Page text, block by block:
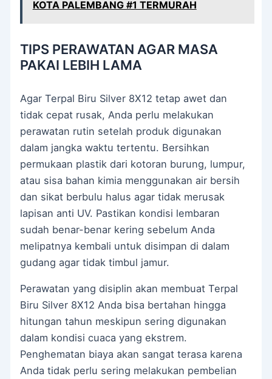
KOTA PALEMBANG #1 TERMURAH
TIPS PERAWATAN AGAR MASA
PAKAI LEBIH LAMA
Agar Terpal Biru Silver 8X12 tetap awet dan
tidak cepat rusak, Anda perlu melakukan
perawatan rutin setelah produk digunakan
dalam jangka waktu tertentu. Bersihkan
permukaan plastik dari kotoran burung, lumpur,
atau sisa bahan kimia menggunakan air bersih
dan sikat berbulu halus agar tidak merusak
lapisan anti UV. Pastikan kondisi lembaran
sudah benar-benar kering sebelum Anda
melipatnya kembali untuk disimpan di dalam
gudang agar tidak timbul jamur.
Perawatan yang disiplin akan membuat Terpal
Biru Silver 8X12 Anda bisa bertahan hingga
hitungan tahun meskipun sering digunakan
dalam kondisi cuaca yang ekstrem.
Penghematan biaya akan sangat terasa karena
Anda tidak perlu sering melakukan pembelian